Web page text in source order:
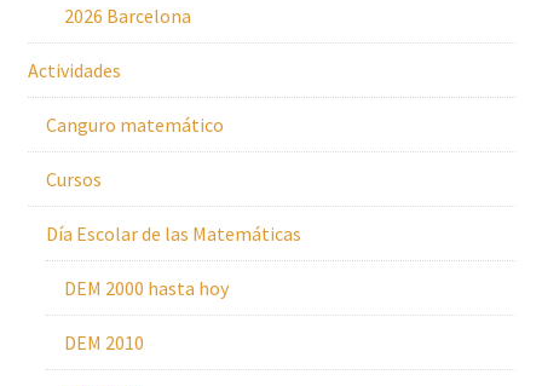
2026 Barcelona
Actividades
Canguro matemático
Cursos
Día Escolar de las Matemáticas
DEM 2000 hasta hoy
DEM 2010